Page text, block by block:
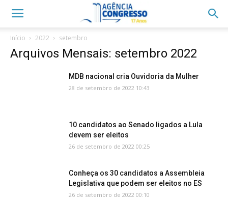
Início 2022 setembro
Arquivos Mensais: setembro 2022
MDB nacional cria Ouvidoria da Mulher
28 de setembro de 2022 10:43
10 candidatos ao Senado ligados a Lula
devem ser eleitos
26 de setembro de 2022 00:25
Conheça os 30 candidatos a Assembleia
Legislativa que podem ser eleitos no ES
26 de setembro de 2022 00:10